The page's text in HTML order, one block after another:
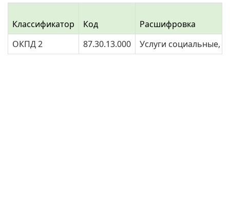
Классификатор Код
Расшифровка
ОКПД 2
87.30.13.000 Услуги социальные,